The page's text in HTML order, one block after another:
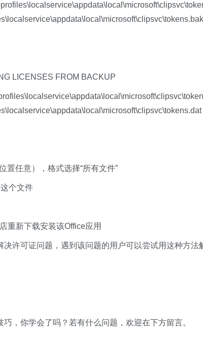
LICENSES FROM BACKUP
置任意），格式选择“所有文件”
个文件
重新下载安装该Office应用
许可证问题，遇到该问题的用户可以尝试用这种方法
巧，你学会了吗？若有什么问题，欢迎在下方留言。